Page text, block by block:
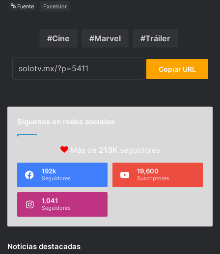
Fuente Excelsior
Cine Marvel Tráiler
Copiar URL
Síguenos en redes sociales
Más de 213K seguidores
192k
Seguidores
19,600
Suscriptores
1,041
Seguidores
Noticias destacadas